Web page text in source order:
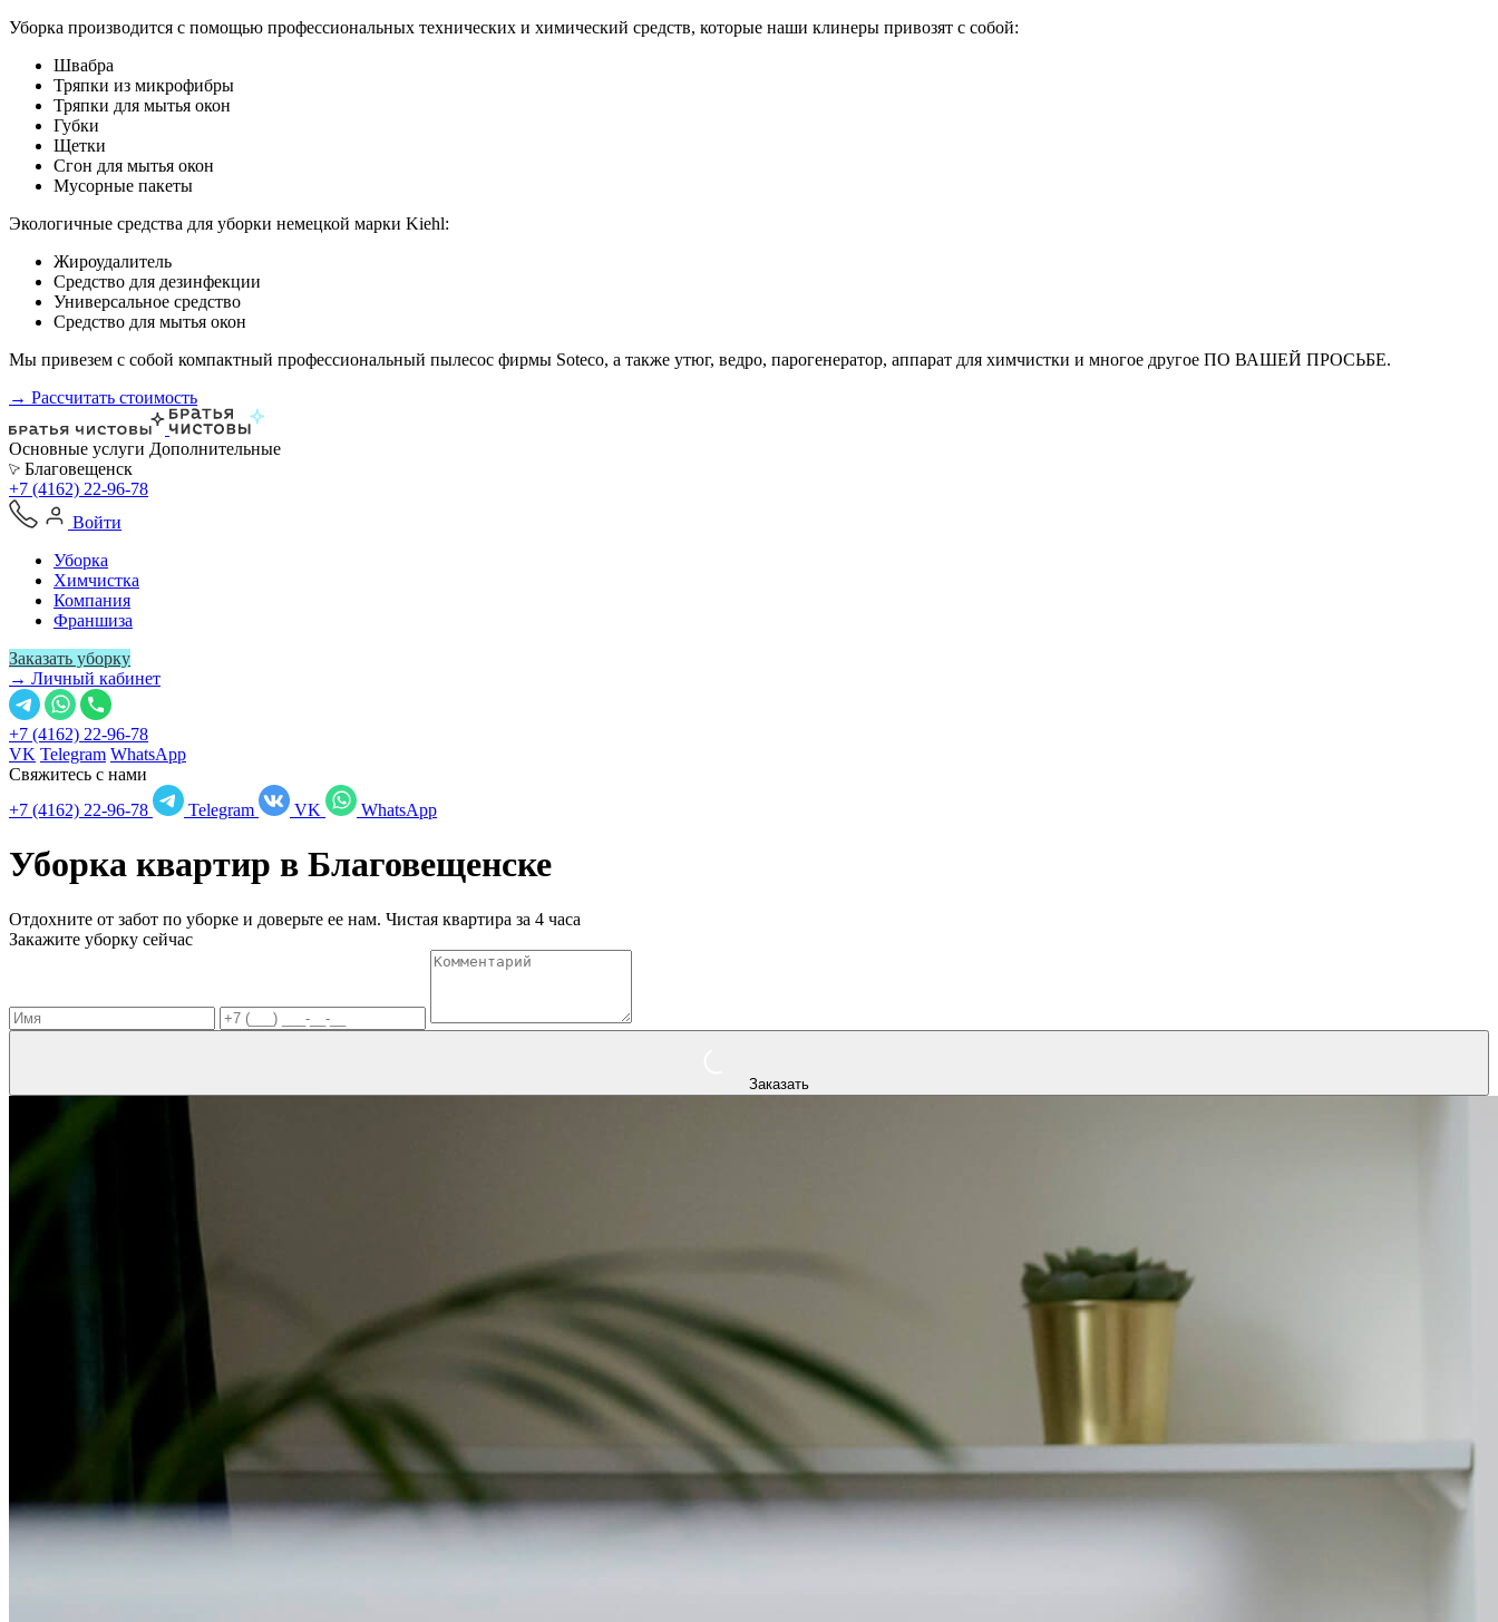
Уборка производится с помощью профессиональных технических и химический средств, которые наши клинеры привозят с собой:
Швабра
Тряпки из микрофибры
Тряпки для мытья окон
Губки
Щетки
Сгон для мытья окон
Мусорные пакеты
Экологичные средства для уборки немецкой марки Kiehl:
Жироудалитель
Средство для дезинфекции
Универсальное средство
Средство для мытья окон
Мы привезем с собой компактный профессиональный пылесос фирмы Soteco, а также утюг, ведро, парогенератор, аппарат для химчистки и многое другое ПО ВАШЕЙ ПРОСЬБЕ.
→ Рассчитать стоимость
Основные услуги Дополнительные
Благовещенск
+7 (4162) 22-96-78
Войти
Уборка
Химчистка
Компания
Франшиза
Заказать уборку
→ Личный кабинет
+7 (4162) 22-96-78
VK Telegram WhatsApp
Свяжитесь с нами
+7 (4162) 22-96-78
Telegram VK WhatsApp
Уборка квартир в Благовещенске
Отдохните от забот по уборке и доверьте ее нам. Чистая квартира за 4 часа
Закажите уборку сейчас
Заказать